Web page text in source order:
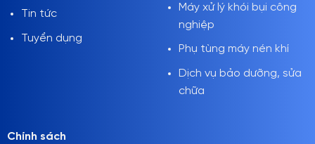
Tin tức
Tuyển dụng
Máy xử lý khói bụi công
nghiệp
Phụ tùng máy nén khí
Dịch vụ bảo dưỡng, sửa
chữa
Chính sách